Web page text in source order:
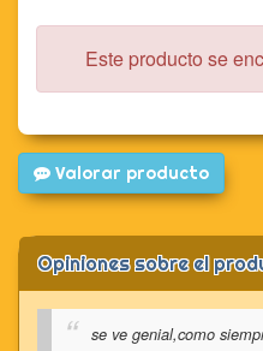
Este producto se
Valorar producto
Opiniones sobre el
se ve genial,como